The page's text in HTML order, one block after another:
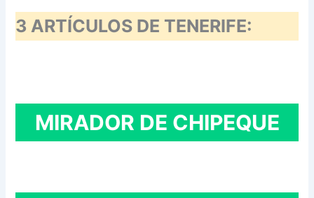
3 ARTÍCULOS DE TENERIFE:
MIRADOR DE CHIPEQUE